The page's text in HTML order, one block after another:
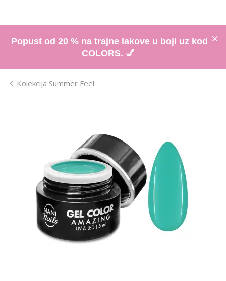
Popust od 20 % na trajne lakove u boji uz kod
COLORS. 💅
Kolekcija Summer Feel